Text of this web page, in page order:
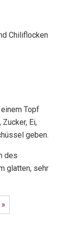
Chiliflocken
Topf
Ei,
geben.
des
glatten, sehr